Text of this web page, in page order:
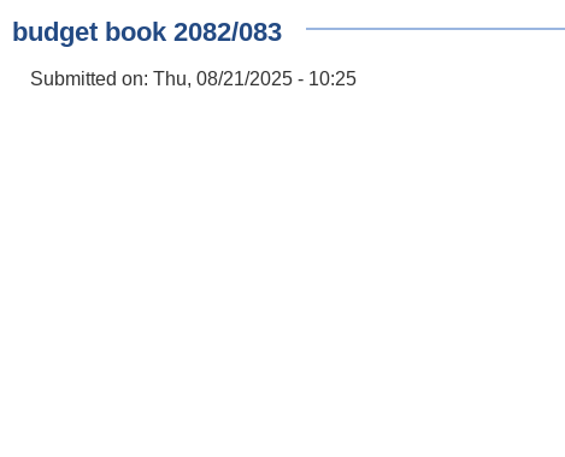
budget book 2082/083
Submitted on: Thu, 08/21/2025 - 10:25